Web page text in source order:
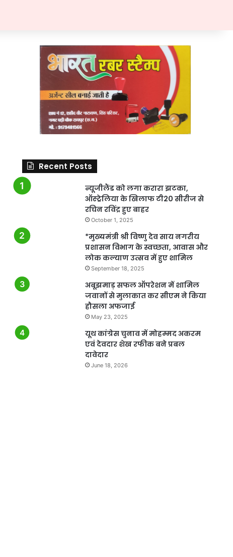
Recent Posts
न्यूजीलैंड को लगा करारा झटका,
ऑस्ट्रेलिया के खिलाफ टी20 सीरीज से
रचिन रविंद्र हुए बाहर
October 1, 2025
*मुख्यमंत्री श्री विष्णु देव साय नगरीय
प्रशासन विभाग के स्वच्छता, आवास और
लोक कल्याण उत्सव में हुए शामिल
September 18, 2025
अबूझमाड़ सफल ऑपरेशन में शामिल
जवानों से मुलाकात कर सीएम ने किया
हौसला अफजाई
May 23, 2025
यूथ कांग्रेस चुनाव में मोहम्मद अकरम
एवं देवदार शेख रफीक बने प्रबल
दावेदार
June 18, 2026